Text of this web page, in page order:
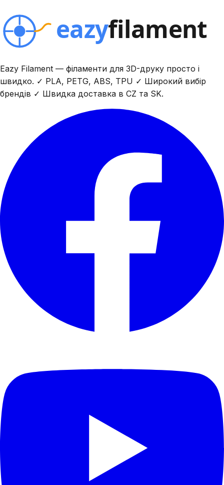
Eazy Filament — філаменти для 3D-друку просто і
швидко. ✓ PLA, PETG, ABS, TPU ✓ Широкий вибір
брендів ✓ Швидка доставка в CZ та SK.